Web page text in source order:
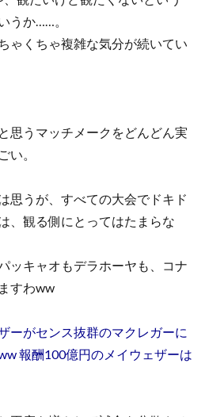
うか……。
ゃくちゃ複雑な気分が続いてい
思うマッチメークをどんどん実
い。
思うが、すべての大会でドキド
、観る側にとってはたまらな
ッキャオもデラホーヤも、コナ
すわww
ーがセンス抜群のマクレガーに
報酬100億円のメイウェザーは